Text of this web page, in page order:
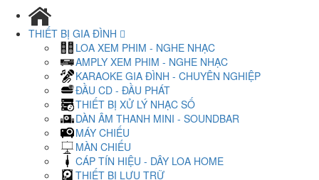
THIẾT BỊ GIA ĐÌNH
LOA XEM PHIM - NGHE NHẠC
AMPLY XEM PHIM - NGHE NHẠC
KARAOKE GIA ĐÌNH - CHUYÊN NGHIỆP
ĐẦU CD - ĐẦU PHÁT
THIẾT BỊ XỬ LÝ NHẠC SỐ
DÀN ÂM THANH MINI - SOUNDBAR
MÁY CHIẾU
MÀN CHIẾU
CÁP TÍN HIỆU - DÂY LOA HOME
THIẾT BỊ LƯU TRỮ